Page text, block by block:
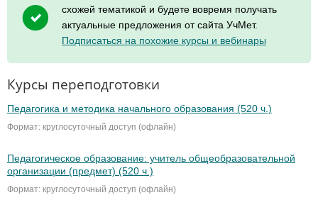
схожей тематикой и будете вовремя получать
актуальные предложения от сайта УчМет.
Подписаться на похожие курсы и вебинары
Курсы переподготовки
Педагогика и методика начального образования (520 ч.)
Формат: круглосуточный доступ (офлайн)
Педагогическое образование: учитель общеобразовательной
организации (предмет) (520 ч.)
Формат: круглосуточный доступ (офлайн)